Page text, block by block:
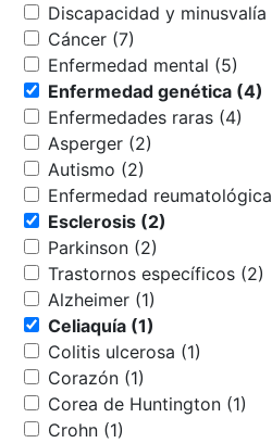
Cáncer (7)
Enfermedad mental (5)
Enfermedad genética (4)
Enfermedades raras (4)
Asperger (2)
Autismo (2)
Esclerosis (2)
Parkinson (2)
Trastornos específicos (2)
Alzheimer (1)
Celiaquía (1)
Colitis ulcerosa (1)
Corazón (1)
Corea de Huntington (1)
Crohn (1)